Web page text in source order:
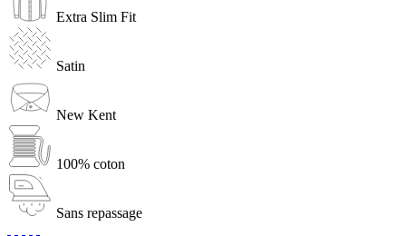
Extra Slim Fit
Satin
New Kent
100% coton
Sans repassage